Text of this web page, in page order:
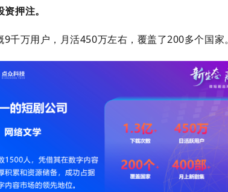
押注。
9千万用户，月活450万左右，覆盖了200多个国家